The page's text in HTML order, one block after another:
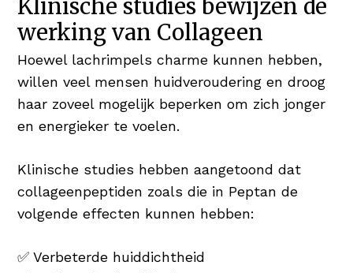
Klinische studies bewijzen de
werking van Collageen
Hoewel lachrimpels charme kunnen hebben,
willen veel mensen huidveroudering en droog
haar zoveel mogelijk beperken om zich jonger
en energieker te voelen.
Klinische studies hebben aangetoond dat
collageenpeptiden zoals die in Peptan de
volgende effecten kunnen hebben:
✅ Verbeterde huiddichtheid